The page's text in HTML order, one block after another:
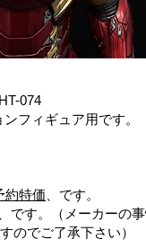
074
フィギュア用です。
約特価 、です。
、です。（メーカーの
のでご了承下さい）